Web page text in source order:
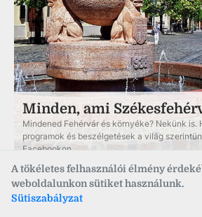
A tökéletes felhasználói élmény
weboldalunkon sütiket használunk.
Sütiszabályzat
Minden, ami
Mindened Fehérvár és környéke? Nekünk is.
programok és beszélgetések a világ
Facebookon.